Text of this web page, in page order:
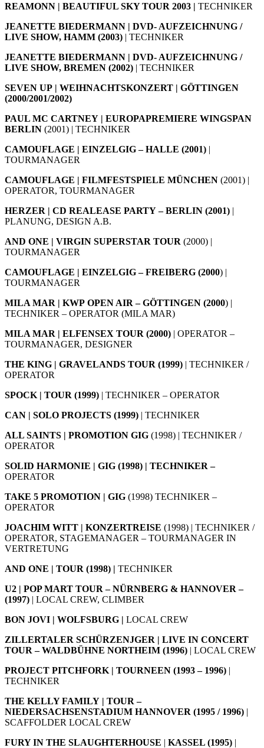
REAMONN | BEAUTIFUL SKY TOUR 2003 | TECHNIKER
JEANETTE BIEDERMANN | DVD- AUFZEICHNUNG /
LIVE SHOW, HAMM (2003) | TECHNIKER
JEANETTE BIEDERMANN | DVD- AUFZEICHNUNG /
LIVE SHOW, BREMEN (2002) | TECHNIKER
SEVEN UP | WEIHNACHTSKONZERT | GÖTTINGEN
(2000/2001/2002)
PAUL MC CARTNEY | EUROPAPREMIERE WINGSPAN
BERLIN (2001) | TECHNIKER
CAMOUFLAGE | EINZELGIG – HALLE (2001) |
TOURMANAGER
CAMOUFLAGE | FILMFESTSPIELE MÜNCHEN (2001) |
OPERATOR, TOURMANAGER
HERZER | CD REALEASE PARTY – BERLIN (2001) |
PLANUNG, DESIGN A.B.
AND ONE | VIRGIN SUPERSTAR TOUR (2000) |
TOURMANAGER
CAMOUFLAGE | EINZELGIG – FREIBERG (2000) |
TOURMANAGER
MILA MAR | KWP OPEN AIR – GÖTTINGEN (2000) |
TECHNIKER – OPERATOR (MILA MAR)
MILA MAR | ELFENSEX TOUR (2000) | OPERATOR –
TOURMANAGER, DESIGNER
THE KING | GRAVELANDS TOUR (1999) | TECHNIKER /
OPERATOR
SPOCK | TOUR (1999) | TECHNIKER – OPERATOR
CAN | SOLO PROJECTS (1999) | TECHNIKER
ALL SAINTS | PROMOTION GIG (1998) | TECHNIKER /
OPERATOR
SOLID HARMONIE | GIG (1998) | TECHNIKER –
OPERATOR
TAKE 5 PROMOTION | GIG (1998) TECHNIKER –
OPERATOR
JOACHIM WITT | KONZERTREISE (1998) | TECHNIKER /
OPERATOR, STAGEMANAGER – TOURMANAGER IN
VERTRETUNG
AND ONE | TOUR (1998) | TECHNIKER
U2 | POP MART TOUR – NÜRNBERG & HANNOVER –
(1997) | LOCAL CREW, CLIMBER
BON JOVI | WOLFSBURG | LOCAL CREW
ZILLERTALER SCHÜRZENJGER | LIVE IN CONCERT
TOUR – WALDBÜHNE NORTHEIM (1996) | LOCAL CREW
PROJECT PITCHFORK | TOURNEEN (1993 – 1996) |
TECHNIKER
THE KELLY FAMILY | TOUR –
NIEDERSACHSENSTADIUM HANNOVER (1995 / 1996) |
SCAFFOLDER LOCAL CREW
FURY IN THE SLAUGHTERHOUSE | KASSEL (1995) |